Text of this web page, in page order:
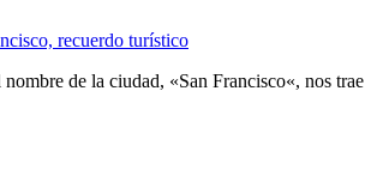
recuerdo turístico
de la ciudad, «San Francisco«, nos trae